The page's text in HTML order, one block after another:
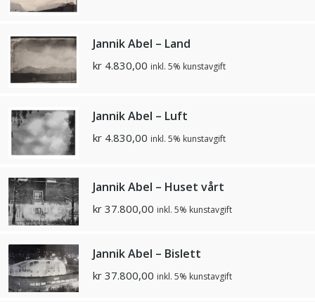
Jannik Abel – Land
kr 4.830,00 inkl. 5% kunstavgift
Jannik Abel – Luft
kr 4.830,00 inkl. 5% kunstavgift
Jannik Abel – Huset vårt
kr 37.800,00 inkl. 5% kunstavgift
Jannik Abel – Bislett
kr 37.800,00 inkl. 5% kunstavgift